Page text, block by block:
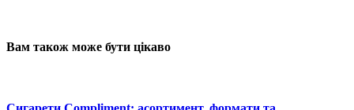
Вам також може бути цікаво